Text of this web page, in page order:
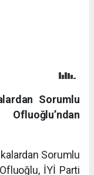
Sorumlu
Sorumlu
İYİ Parti